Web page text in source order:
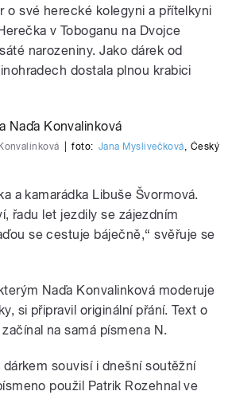
o své herecké kolegyni a přítelkyni
v Toboganu na Dvojce
narozeniny. Jako dárek od
dostala plnou krabici
foto: Jana Myslivečková, Český
a kamarádka Libuše Švormová.
řadu let jezdily se zájezdním
se cestuje báječně,“ svěřuje se
Naďa Konvalinková moderuje
si připravil originální přání. Text o
na samá písmena N.
souvisí i dnešní soutěžní
použil Patrik Rozehnal ve